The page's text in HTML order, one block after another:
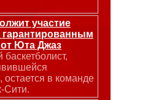
участие
от Юта Джаз
баскетболист,
в команде
Сити.